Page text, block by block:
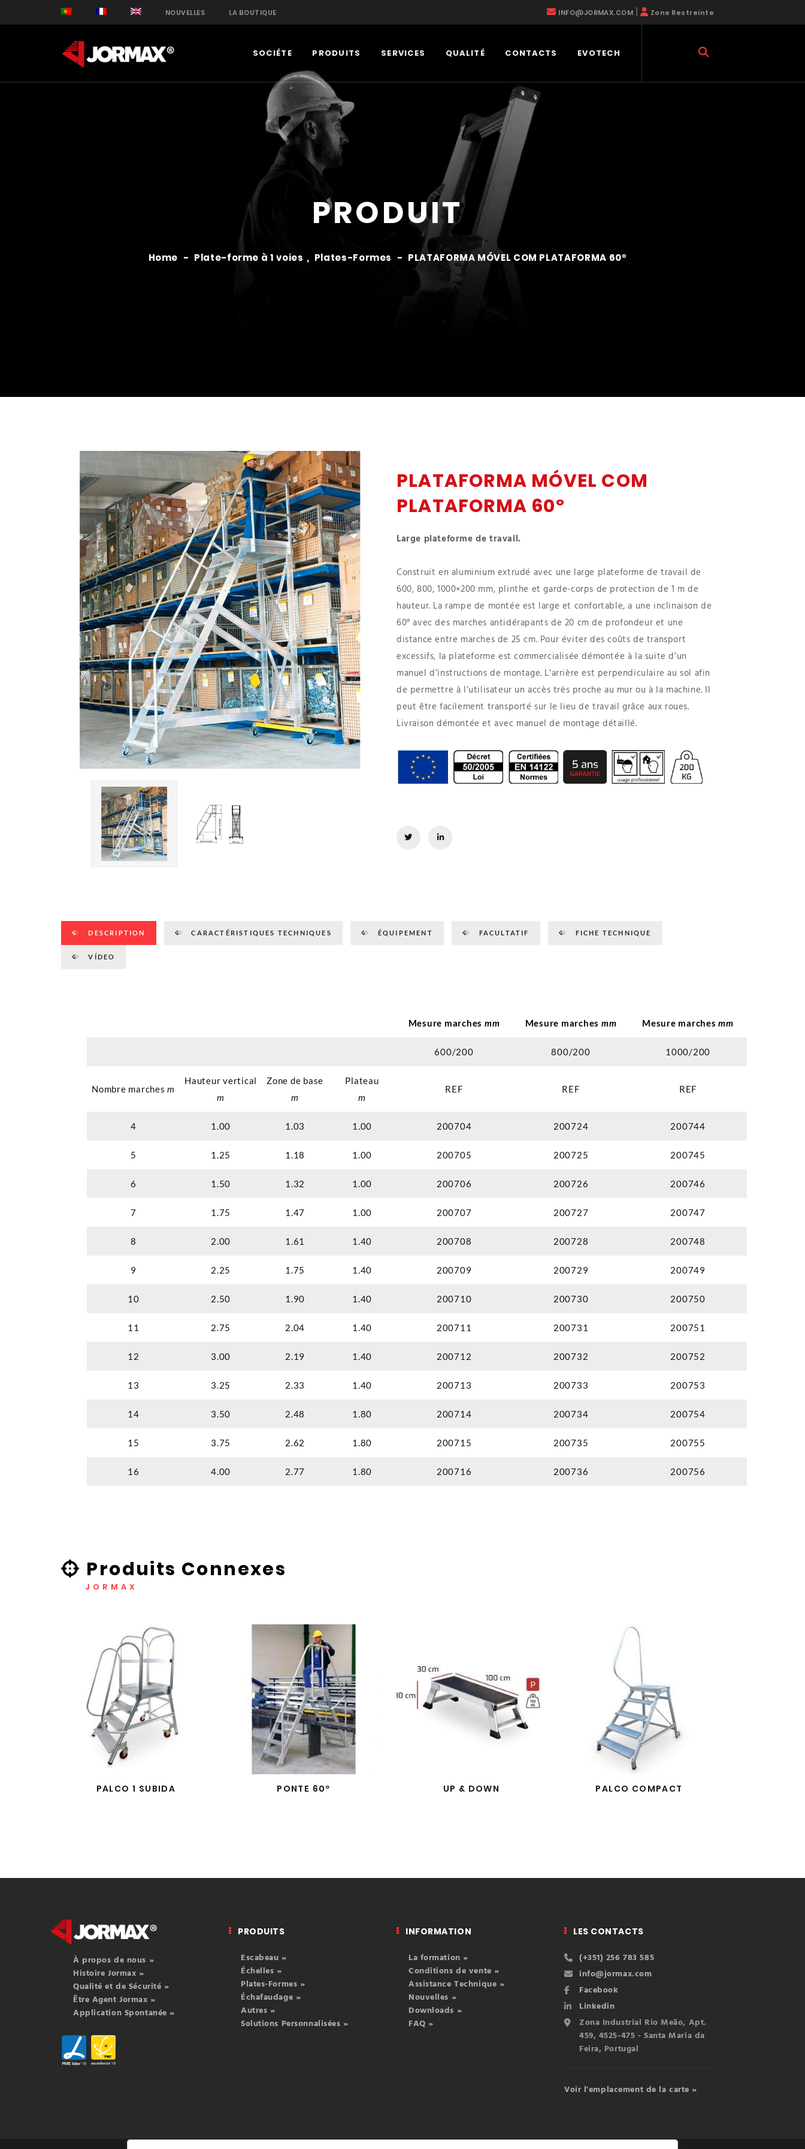
NOUVELLES LA BOUTIQUE INFO@JORMAX.COM Zone Restreinte
SOCIÉTE PRODUITS SERVICES QUALITÉ CONTACTS EVOTECH
PRODUIT
Home - Plate-forme à 1 voies , Plates-Formes - PLATAFORMA MÓVEL COM PLATAFORMA 60º
PLATAFORMA MÓVEL COM
PLATAFORMA 60º
Large plateforme de travail.
Construit en aluminium extrudé avec une large plateforme de travail de
600, 800, 1000×200 mm, plinthe et garde-corps de protection de 1 m de
hauteur. La rampe de montée est large et confortable, a une inclinaison de
60° avec des marches antidérapants de 20 cm de profondeur et une
distance entre marches de 25 cm. Pour éviter des coûts de transport
excessifs, la plateforme est commercialisée démontée à la suite d’un
manuel d’instructions de montage. L’arrière est perpendiculaire au sol afin
de permettre à l’utilisateur un accès très proche au mur ou à la machine. Il
peut être facilement transporté sur le lieu de travail grâce aux roues.
Livraison démontée et avec manuel de montage détaillé.
DESCRIPTION CARACTÉRISTIQUES TECHNIQUES ÉQUIPEMENT FACULTATIF FICHE TECHNIQUE
VÍDEO
Mesure marches mm Mesure marches mm Mesure marchesmm
600/200 800/200 1000/200
Nombre marchesm
Hauteur vertical
m
Zone de base
m
Plateau
m
REF REF REF
4 1.00 1.03 1.00 200704 200724 200744
5 1.25 1.18 1.00 200705 200725 200745
6 1.50 1.32 1.00 200706 200726 200746
7 1.75 1.47 1.00 200707 200727 200747
8 2.00 1.61 1.40 200708 200728 200748
9 2.25 1.75 1.40 200709 200729 200749
10 2.50 1.90 1.40 200710 200730 200750
11 2.75 2.04 1.40 200711 200731 200751
12 3.00 2.19 1.40 200712 200732 200752
13 3.25 2.33 1.40 200713 200733 200753
14 3.50 2.48 1.80 200714 200734 200754
15 3.75 2.62 1.80 200715 200735 200755
16 4.00 2.77 1.80 200716 200736 200756
Produits Connexes
JORMAX
PALCO 1 SUBIDA PONTE 60º UP & DOWN PALCO COMPACT
À propos de nous »
Histoire Jormax »
Qualité et de Sécurité »
Être Agent Jormax »
Application Spontanée »
PRODUITS
Escabeau »
Échelles »
Plates-Formes »
Échafaudage »
Autres »
Solutions Personnalisées »
INFORMATION
La formation »
Conditions de vente »
Assistance Technique »
Nouvelles »
Downloads »
FAQ »
LES CONTACTS
(+351) 256 783 585
info@jormax.com
Facebook
Linkedin
Zona Industrial Rio Meão, Apt.
459, 4525-475 - Santa Maria da
Feira, Portugal
Voir l'emplacement de la carte »